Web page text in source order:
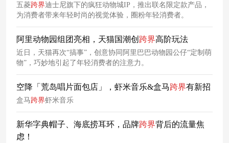
五菱跨界迪士尼旗下的疯狂动物城IP，推出联名限定款产品，
为消费者带来年轻时尚的视觉体验，圈粉年轻消费者。
阿里动物园组团亮相，天猫国潮创 跨界高阶玩法
近日，天猫再次“搞事”，创意协同阿里巴巴动物园公仔“定制萌
物”，巧妙地引起了年轻消费者的注意力。
空降「荒岛唱片面包店」，虾米音乐&盒马跨界有新招
盒马跨界虾米音乐
新华字典帽子、海底捞耳环，品牌跨界背后的流量焦
虑！